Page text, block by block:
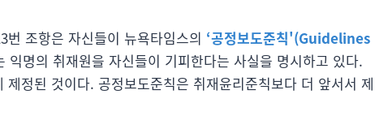
조항은 자신들이 뉴욕타임스의 ‘공정보도준칙'(Guidelines
익명의 취재원을 자신들이 기피한다는 사실을 명시하고 있다.
정된 것이다. 공정보도준칙은 취재윤리준칙보다 더 앞서서 제